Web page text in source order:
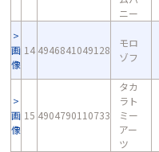
ニー
画
像
14 4946841049128
モロ
ゾフ
画
像
15 4904790110733
タカ
ラト
ミー
アー
ツ